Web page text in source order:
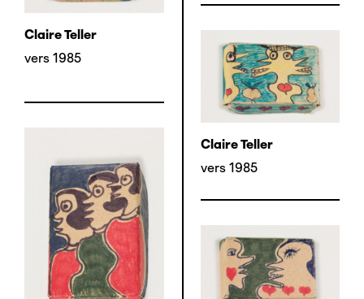
Claire Teller
vers 1985
Claire Teller
vers 1985